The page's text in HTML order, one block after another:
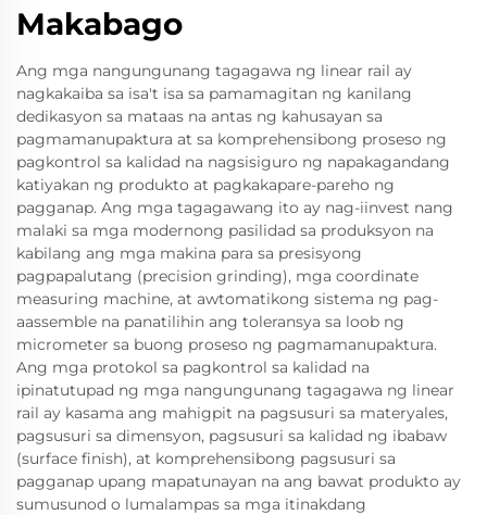
Makabago
Ang mga nangungunang tagagawa ng linear rail ay
nagkakaiba sa isa't isa sa pamamagitan ng kanilang
dedikasyon sa mataas na antas ng kahusayan sa
pagmamanupaktura at sa komprehensibong proseso ng
pagkontrol sa kalidad na nagsisiguro ng napakagandang
katiyakan ng produkto at pagkakapare-pareho ng
pagganap. Ang mga tagagawang ito ay nag-iinvest nang
malaki sa mga modernong pasilidad sa produksyon na
kabilang ang mga makina para sa presisyong
pagpapalutang (precision grinding), mga coordinate
measuring machine, at awtomatikong sistema ng pag-
aassemble na panatilihin ang toleransya sa loob ng
micrometer sa buong proseso ng pagmamanupaktura.
Ang mga protokol sa pagkontrol sa kalidad na
ipinatutupad ng mga nangungunang tagagawa ng linear
rail ay kasama ang mahigpit na pagsusuri sa materyales,
pagsusuri sa dimensyon, pagsusuri sa kalidad ng ibabaw
(surface finish), at komprehensibong pagsusuri sa
pagganap upang mapatunayan na ang bawat produkto ay
sumusunod o lumalampas sa mga itinakdang